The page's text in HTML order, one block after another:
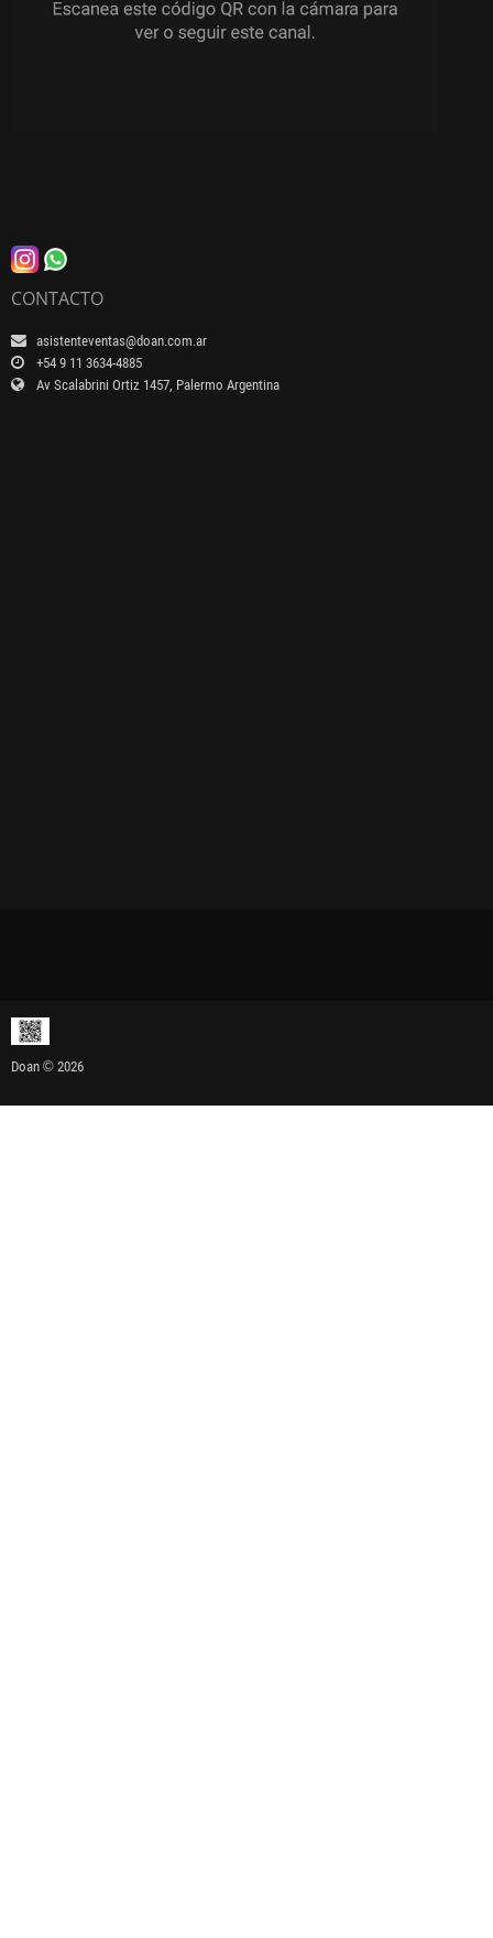
CONTACTO
asistenteventas@doan.com.ar
+54 9 11 3634-4885
Av Scalabrini Ortiz 1457, Palermo Argentina
Doan © 2026